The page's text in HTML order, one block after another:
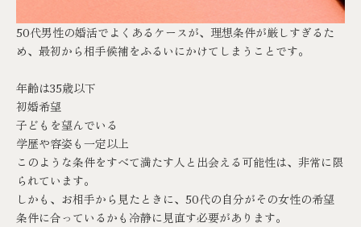
50代男性の婚活でよくあるケースが、理想条件が厳しすぎるた
め、最初から相手候補をふるいにかけてしまうことです。
年齢は35歳以下
初婚希望
子どもを望んでいる
学歴や容姿も一定以上
このような条件をすべて満たす人と出会える可能性は、非常に限
られています。
しかも、お相手から見たときに、50代の自分がその女性の希望
条件に合っているかも冷静に見直す必要があります。